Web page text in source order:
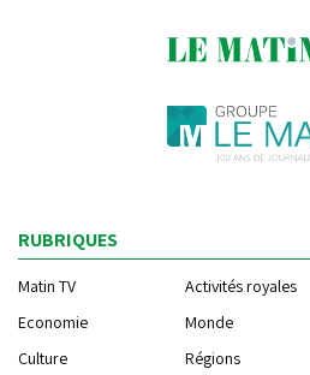
RUBRIQUES
Matin TV Activités royales
Economie
Monde
Culture
Régions